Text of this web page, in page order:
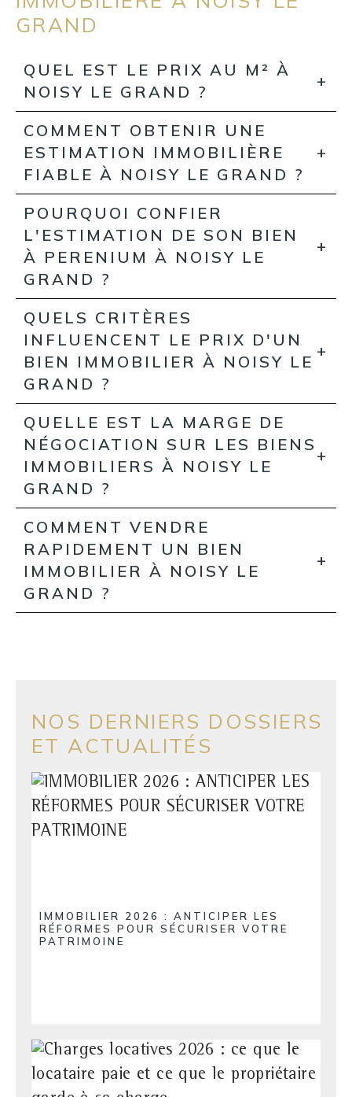
GRAND
QUEL EST LE PRIX AU M² À
NOISY LE GRAND ?
COMMENT OBTENIR UNE
ESTIMATION IMMOBILIÈRE
FIABLE À NOISY LE GRAND ?
POURQUOI CONFIER
L'ESTIMATION DE SON BIEN
À PERENIUM À NOISY LE
GRAND ?
QUELS CRITÈRES
INFLUENCENT LE PRIX D'UN
BIEN IMMOBILIER À NOISY LE
GRAND ?
QUELLE EST LA MARGE DE
NÉGOCIATION SUR LES BIENS
IMMOBILIERS À NOISY LE
GRAND ?
COMMENT VENDRE
RAPIDEMENT UN BIEN
IMMOBILIER À NOISY LE
GRAND ?
NOS DERNIERS DOSSIERS
ET ACTUALITÉS
IMMOBILIER 2026 : ANTICIPER LES
RÉFORMES POUR SÉCURISER VOTRE
PATRIMOINE